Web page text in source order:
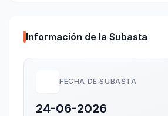
Información de la Subasta
FECHA DE SUBASTA
24-06-2026